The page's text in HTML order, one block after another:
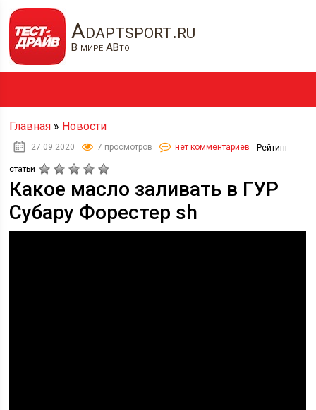
Adaptsport.ru
В мире АВто
Главная » Новости
27.09.2020 7 просмотров нет комментариев Рейтинг
статьи
Какое масло заливать в ГУР
Субару Форестер sh